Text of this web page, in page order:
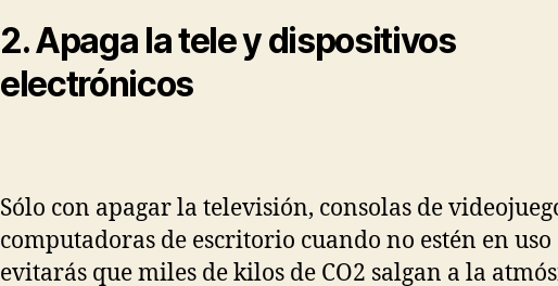
2. Apaga la tele y dispositivos
electrónicos
Sólo con apagar la televisión, consolas de
computadoras de escritorio cuando no estén en uso
evitarás que miles de kilos de CO2 salgan a la